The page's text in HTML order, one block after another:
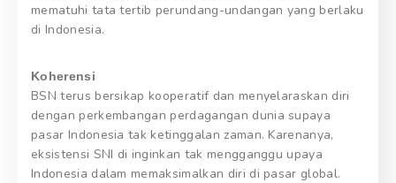
mematuhi tata tertib perundang-undangan yang berlaku
di Indonesia.
Koherensi
BSN terus bersikap kooperatif dan menyelaraskan diri
dengan perkembangan perdagangan dunia supaya
pasar Indonesia tak ketinggalan zaman. Karenanya,
eksistensi SNI di inginkan tak mengganggu upaya
Indonesia dalam memaksimalkan diri di pasar global.